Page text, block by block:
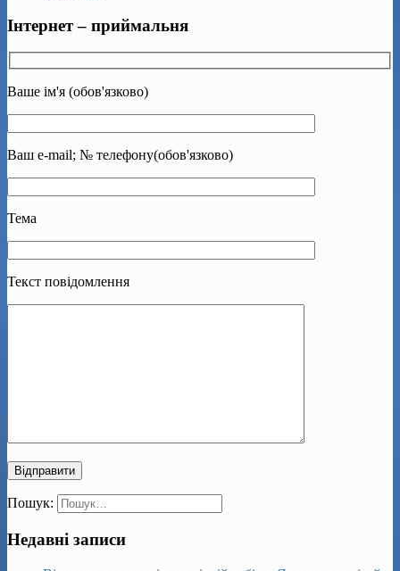
Інтернет – приймальня
Ваше ім'я (обов'язково)
Ваш e-mail; № телефону(обов'язково)
Тема
Текст повідомлення
Пошук:
Недавні записи